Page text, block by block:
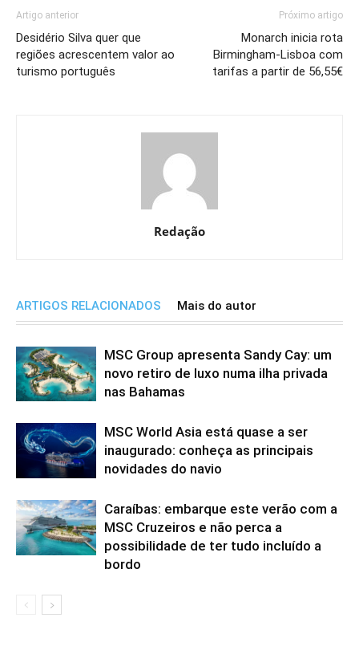
Artigo anterior
Desidério Silva quer que
regiões acrescentem valor ao
turismo português
Próximo artigo
Monarch inicia rota
Birmingham-Lisboa com
tarifas a partir de 56,55€
Redação
ARTIGOS RELACIONADOS Mais do autor
MSC Group apresenta Sandy Cay: um
novo retiro de luxo numa ilha privada
nas Bahamas
MSC World Asia está quase a ser
inaugurado: conheça as principais
novidades do navio
Caraíbas: embarque este verão com a
MSC Cruzeiros e não perca a
possibilidade de ter tudo incluído a
bordo